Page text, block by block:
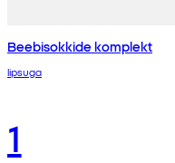
Beebisokkide komplekt
lipsuga
1